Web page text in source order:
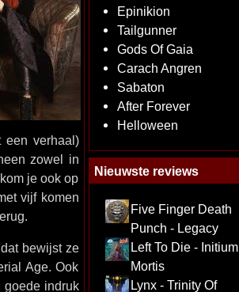
verhaal)
zowel in
je ook op
vijf komen
bewijst ze
Age. Ook
goede indruk
Epinikion
Tailgunner
Gods Of Gaia
Carach Angren
Sabaton
After Forever
Helloween
Nieuwste reviews
Five Finger Death
Punch - Legacy
Left To Die - Initium
Mortis
Lynx - Trinity Of